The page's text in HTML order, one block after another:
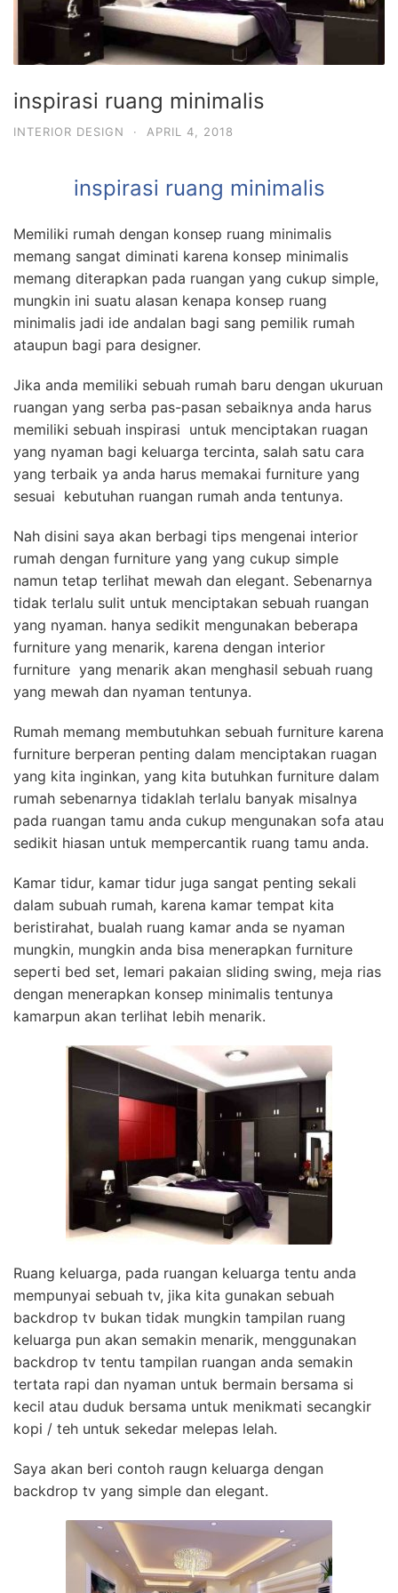
inspirasi ruang minimalis
INTERIOR DESIGN · APRIL 4, 2018
inspirasi ruang minimalis
Memiliki rumah dengan konsep ruang minimalis
memang sangat diminati karena konsep minimalis
memang diterapkan pada ruangan yang cukup simple,
mungkin ini suatu alasan kenapa konsep ruang
minimalis jadi ide andalan bagi sang pemilik rumah
ataupun bagi para designer.
Jika anda memiliki sebuah rumah baru dengan ukuruan
ruangan yang serba pas-pasan sebaiknya anda harus
memiliki sebuah inspirasi untuk menciptakan ruagan
yang nyaman bagi keluarga tercinta, salah satu cara
yang terbaik ya anda harus memakai furniture yang
sesuai kebutuhan ruangan rumah anda tentunya.
Nah disini saya akan berbagi tips mengenai interior
rumah dengan furniture yang yang cukup simple
namun tetap terlihat mewah dan elegant. Sebenarnya
tidak terlalu sulit untuk menciptakan sebuah ruangan
yang nyaman. hanya sedikit mengunakan beberapa
furniture yang menarik, karena dengan interior
furniture yang menarik akan menghasil sebuah ruang
yang mewah dan nyaman tentunya.
Rumah memang membutuhkan sebuah furniture karena
furniture berperan penting dalam menciptakan ruagan
yang kita inginkan, yang kita butuhkan furniture dalam
rumah sebenarnya tidaklah terlalu banyak misalnya
pada ruangan tamu anda cukup mengunakan sofa atau
sedikit hiasan untuk mempercantik ruang tamu anda.
Kamar tidur, kamar tidur juga sangat penting sekali
dalam subuah rumah, karena kamar tempat kita
beristirahat, bualah ruang kamar anda se nyaman
mungkin, mungkin anda bisa menerapkan furniture
seperti bed set, lemari pakaian sliding swing, meja rias
dengan menerapkan konsep minimalis tentunya
kamarpun akan terlihat lebih menarik.
Ruang keluarga, pada ruangan keluarga tentu anda
mempunyai sebuah tv, jika kita gunakan sebuah
backdrop tv bukan tidak mungkin tampilan ruang
keluarga pun akan semakin menarik, menggunakan
backdrop tv tentu tampilan ruangan anda semakin
tertata rapi dan nyaman untuk bermain bersama si
kecil atau duduk bersama untuk menikmati secangkir
kopi / teh untuk sekedar melepas lelah.
Saya akan beri contoh raugn keluarga dengan
backdrop tv yang simple dan elegant.